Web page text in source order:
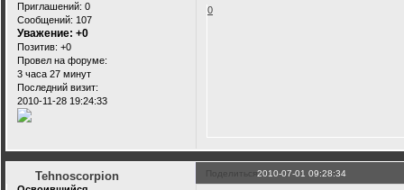
Приглашений: 0
Сообщений: 107
Уважение: +0
Позитив: +0
Провел на форуме:
3 часа 27 минут
Последний визит:
2010-11-28 19:24:33
0
Поделиться2010-07-01 09:28:34
Tehnoscorpion